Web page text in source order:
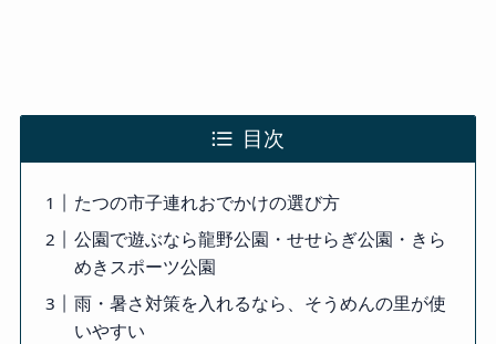
目次
たつの市子連れおでかけの選び方
公園で遊ぶなら龍野公園・せせらぎ公園・きら
めきスポーツ公園
雨・暑さ対策を入れるなら、そうめんの里が使
いやすい